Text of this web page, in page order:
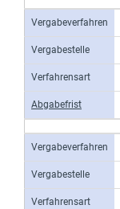
Vergabeverfahren
Vergabestelle
Verfahrensart
Abgabefrist
Vergabeverfahren
Vergabestelle
Verfahrensart